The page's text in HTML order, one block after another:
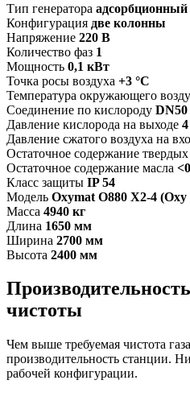
Тип генератора адсорбционный
Конфигурация две колонны
Напряжение 220 В
Количество фаз 1
Мощность 0,1 кВт
Точка росы воздуха +3 °C
Температура окружающего
Соединение по кислороду DN50
Давление кислорода на выходе
Давление сжатого воздуха на
Остаточное содержание твердых
Остаточное содержание масла
Класс защиты IP 54
Модель Oxymat O880 X2-4 (Oxy
Масса 4940 кг
Длина 1650 мм
Ширина 2700 мм
Высота 2400 мм
чистоты
Чем выше требуемая чистота
производительность станции.
рабочей конфигурации.